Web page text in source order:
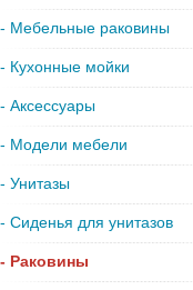
- Мебельные раковины
- Кухонные мойки
- Аксессуары
- Модели мебели
- Унитазы
- Сиденья для унитазов
- Раковины